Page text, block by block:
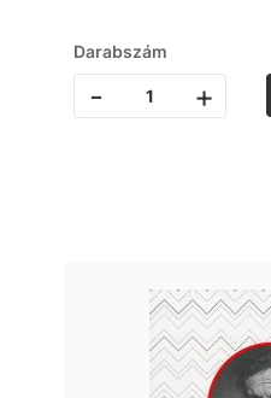
Darabszám
- +